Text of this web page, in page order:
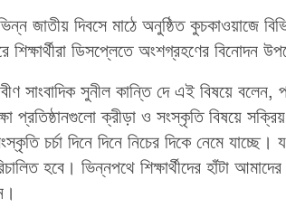
জাতীয় দিবসে মাঠে অনুষ্ঠিত কুচকাওয়াজে
ডিসপ্লেতে অংশগ্রহণের বিনোদন
সাংবাদিক সুনীল কান্তি দে এই বিষয়ে
প্রতিষ্ঠানগুলো ক্রীড়া ও সংস্কৃতি বিষয়ে
চর্চা দিনে দিনে নিচের দিকে নেমে
হবে। ভিন্নপথে শিক্ষার্থীদের হাঁটা